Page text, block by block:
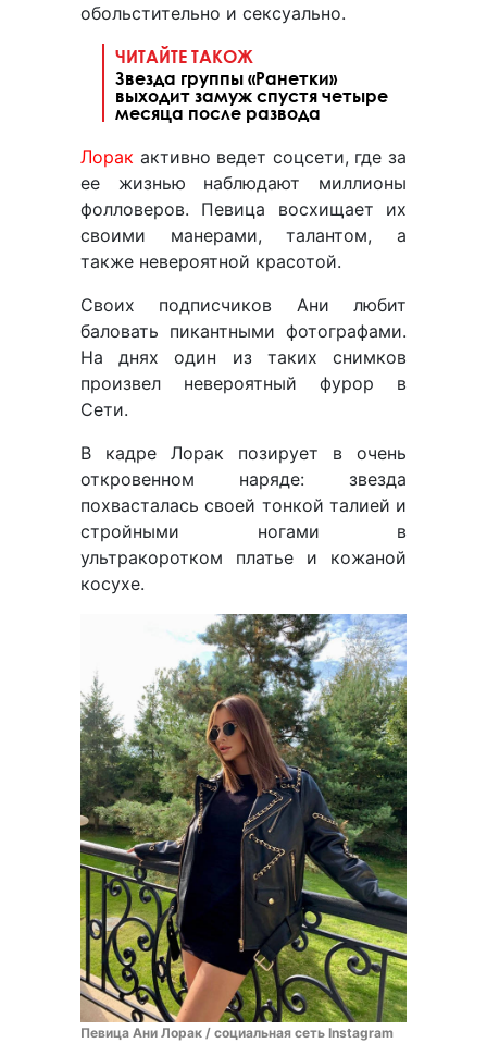
обольстительно и сексуально.
ЧИТАЙТЕ ТАКОЖ
Звезда группы «Ранетки»
выходит замуж спустя четыре
месяца после развода
Лорак активно ведет соцсети, где за
ее жизнью наблюдают миллионы
фолловеров. Певица восхищает их
своими манерами, талантом, а
также невероятной красотой.
Своих подписчиков Ани любит
баловать пикантными фотографами.
На днях один из таких снимков
произвел невероятный фурор в
Сети.
В кадре Лорак позирует в очень
откровенном наряде: звезда
похвасталась своей тонкой талией и
стройными ногами в
ультракоротком платье и кожаной
косухе.
Певица Ани Лорак / социальная сеть Instagram